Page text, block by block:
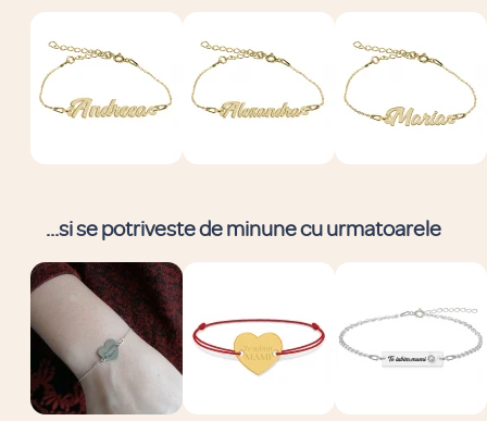
...si se potriveste de minune cu urmatoarele